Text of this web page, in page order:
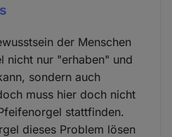
der Menschen
nicht nur "erhaben" und
sondern auch
muss hier doch nicht
stattfinden.
dieses Problem lösen